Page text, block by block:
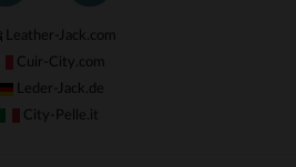
Leather-Jack.com
Cuir-City.com
Leder-Jack.de
City-Pelle.it